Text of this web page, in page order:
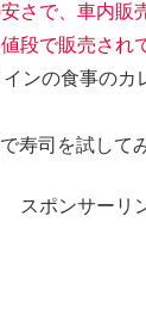
さで、車内販
段で販売され
ンの食事のカ
寿司を試して
スポンサーリ